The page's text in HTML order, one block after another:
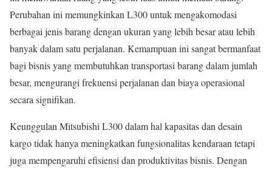
Perubahan ini memungkinkan L300 untuk mengakomodasi
berbagai jenis barang dengan ukuran yang lebih besar atau lebih
banyak dalam satu perjalanan. Kemampuan ini sangat bermanfaat
bagi bisnis yang membutuhkan transportasi barang dalam jumlah
besar, mengurangi frekuensi perjalanan dan biaya operasional
secara signifikan.
Keunggulan Mitsubishi L300 dalam hal kapasitas dan desain
kargo tidak hanya meningkatkan fungsionalitas kendaraan tetapi
juga mempengaruhi efisiensi dan produktivitas bisnis. Dengan